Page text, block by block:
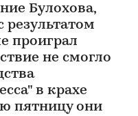
Булохова,
результатом
проиграл
не смогло
в крахе
пятницу они